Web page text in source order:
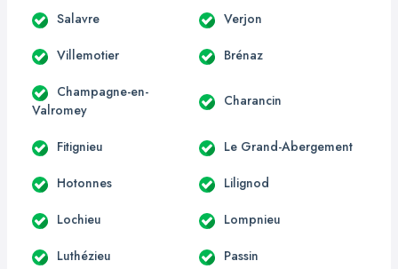
Salavre Verjon
Villemotier Brénaz
Champagne-en-
Valromey
Charancin
Fitignieu Le Grand-Abergement
Hotonnes Lilignod
Lochieu Lompnieu
Luthézieu Passin